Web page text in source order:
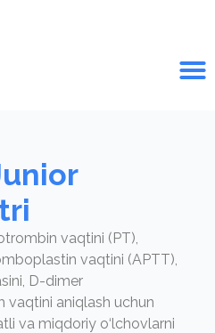
vaqtini (PT),
vaqtini (APTT),
D-dimer
vaqtini aniqlash uchun
va miqdoriy o‘lchovlarni